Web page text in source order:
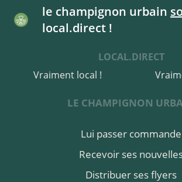
le champignon urbain
local.direct !
LOCAL.DIRECT
Vraiment local !
LE CHAMPIGNON
Lui passer commande
Recevoir ses
Distribuer ses flyers